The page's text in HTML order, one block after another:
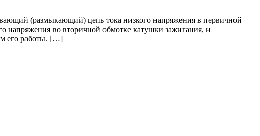
(размыкающий) цепь тока низкого напряжения в первичной
напряжения во вторичной обмотке катушки зажигания, и
его работы. […]